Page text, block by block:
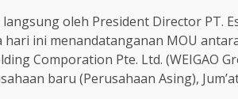
oleh President Director PT.
ini menandatanganan MOU
Comporation Pte. Ltd. (WEIGAO
baru (Perusahaan Asing),